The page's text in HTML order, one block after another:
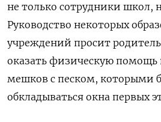
не только сотрудники школ,
Руководство некоторых
учреждений просит
оказать физическую помощь
мешков с песком, которыми
обкладываться окна первых